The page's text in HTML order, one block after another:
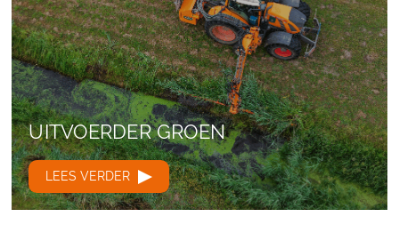
UITVOERDER GROEN
LEES VERDER